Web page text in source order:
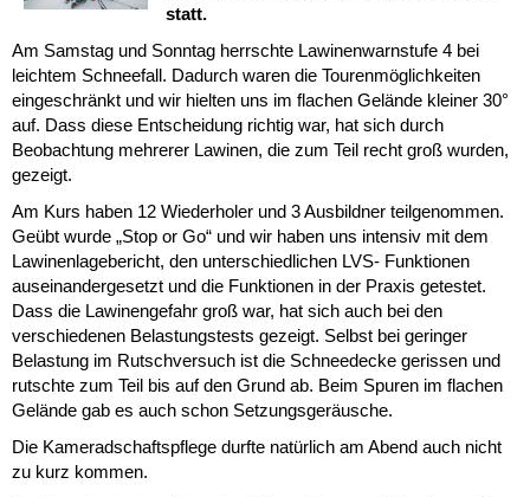
statt.
Am Samstag und Sonntag herrschte Lawinenwarnstufe 4 bei
leichtem Schneefall. Dadurch waren die Tourenmöglichkeiten
eingeschränkt und wir hielten uns im flachen Gelände kleiner 30°
auf. Dass diese Entscheidung richtig war, hat sich durch
Beobachtung mehrerer Lawinen, die zum Teil recht groß wurden,
gezeigt.
Am Kurs haben 12 Wiederholer und 3 Ausbildner teilgenommen.
Geübt wurde „Stop or Go“ und wir haben uns intensiv mit dem
Lawinenlagebericht, den unterschiedlichen LVS- Funktionen
auseinandergesetzt und die Funktionen in der Praxis getestet.
Dass die Lawinengefahr groß war, hat sich auch bei den
verschiedenen Belastungstests gezeigt. Selbst bei geringer
Belastung im Rutschversuch ist die Schneedecke gerissen und
rutschte zum Teil bis auf den Grund ab. Beim Spuren im flachen
Gelände gab es auch schon Setzungsgeräusche.
Die Kameradschaftspflege durfte natürlich am Abend auch nicht
zu kurz kommen.